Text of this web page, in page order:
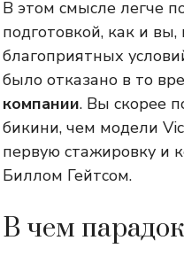
В этом смысле легче
подготовкой, как и
благоприятных
было отказано в то
компании. Вы скорее
бикини, чем модели
первую стажировку и
Биллом Гейтсом.
В чем